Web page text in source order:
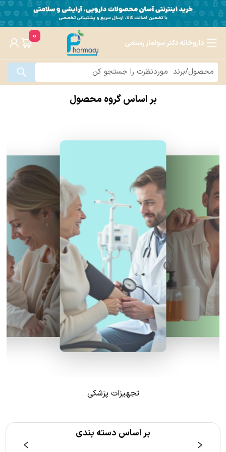
داروخانه دکتر سولماز رستمی
0
بر اساس گروه محصول
تجهیزات پزشکی
بر اساس دسته بندی